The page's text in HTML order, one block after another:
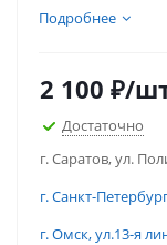
Подробнее
2 100 ₽/
Достаточно
г. Саратов, ул.
г. Санкт-
г. Омск, ул.13-я